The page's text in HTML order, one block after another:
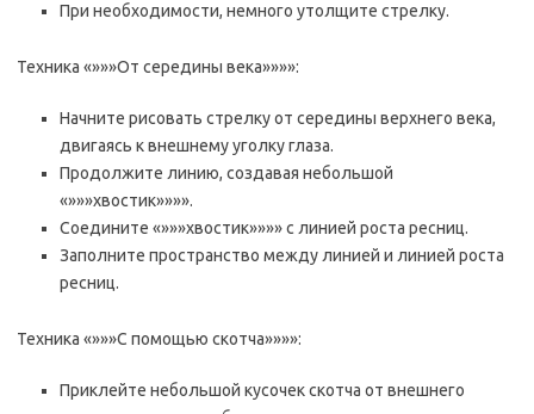
При необходимости, немного утолщите стрелку.
Техника «»»»От середины века»»»»:
Начните рисовать стрелку от середины верхнего века,
двигаясь к внешнему уголку глаза.
Продолжите линию, создавая небольшой
«»»»хвостик»»»».
Соедините «»»»хвостик»»»» с линией роста ресниц.
Заполните пространство между линией и линией роста
ресниц.
Техника «»»»С помощью скотча»»»»:
Приклейте небольшой кусочек скотча от внешнего